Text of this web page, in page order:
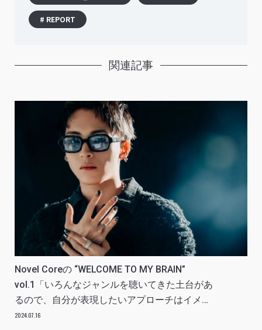
# REPORT
関連記事
Novel Coreの “WELCOME TO MY BRAIN”
vol.1「いろんなジャンルを聴いてきた土台があ
るので、自分が表現したいアプローチはイメー
ジしやすい」
2024.07.16